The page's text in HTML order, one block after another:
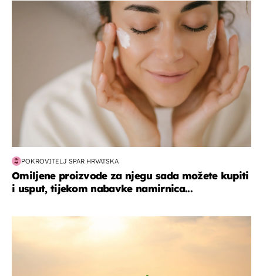
moda & ljepota
POKROVITELJ SPAR HRVATSKA
Omiljene proizvode za njegu sada možete kupiti
i usput, tijekom nabavke namirnica...